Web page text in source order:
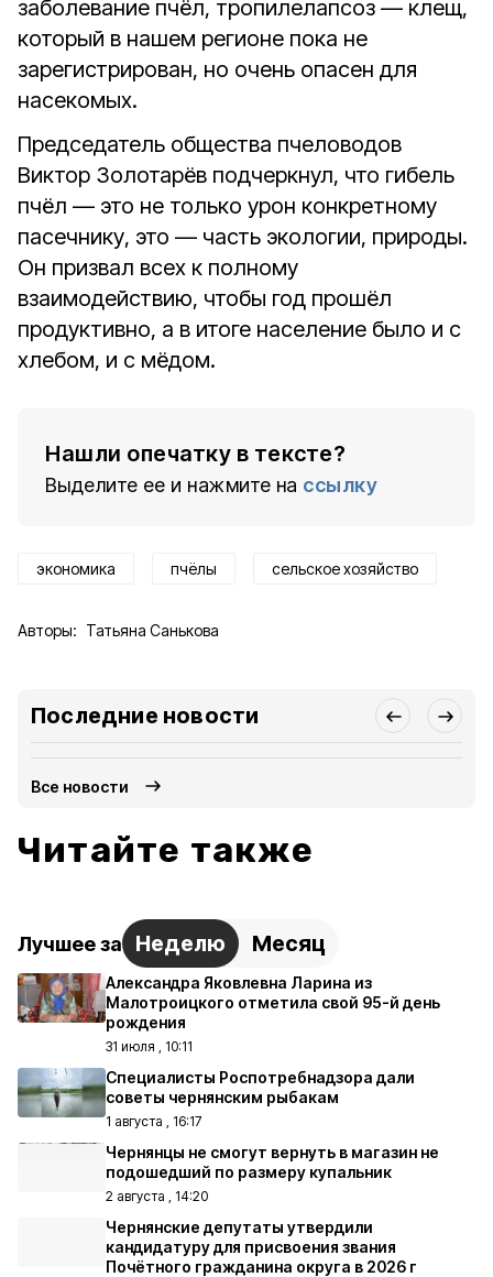
заболевание пчёл, тропилелапсоз — клещ,
который в нашем регионе пока не
зарегистрирован, но очень опасен для
насекомых.
Председатель общества пчеловодов
Виктор Золотарёв подчеркнул, что гибель
пчёл — это не только урон конкретному
пасечнику, это — часть экологии, природы.
Он призвал всех к полному
взаимодействию, чтобы год прошёл
продуктивно, а в итоге население было и с
хлебом, и с мёдом.
Нашли опечатку в тексте?
Выделите ее и нажмите на ссылку
экономика пчёлы сельское хозяйство
Авторы: Татьяна Санькова
Последние новости
Все новости
Читайте также
Лучшее за Неделю Месяц
Александра Яковлевна Ларина из
Малотроицкого отметила свой 95-й день
рождения
31 июля , 10:11
Специалисты Роспотребнадзора дали
советы чернянским рыбакам
1 августа , 16:17
Чернянцы не смогут вернуть в магазин не
подошедший по размеру купальник
2 августа , 14:20
Чернянские депутаты утвердили
кандидатуру для присвоения звания
Почётного гражданина округа в 2026 г